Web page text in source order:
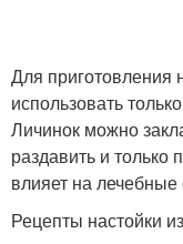
Для приготовления
использовать
Личинок можно
раздавить и только
влияет на лечебные
Рецепты настойки